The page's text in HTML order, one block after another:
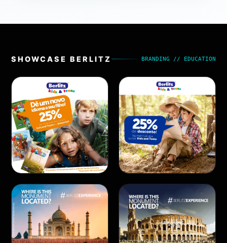
SHOWCASEBERLITZ BRANDING // EDUCATION